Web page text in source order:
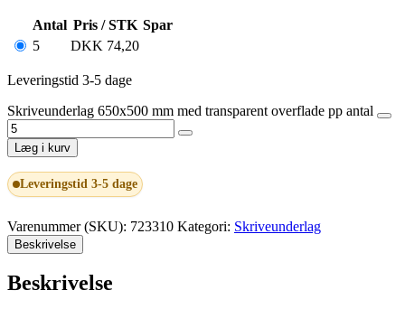
Antal Pris / STK Spar
5
DKK 74,20
Leveringstid 3-5 dage
Skriveunderlag 650x500 mm med transparent overflade pp antal
Læg i kurv
Leveringstid 3-5 dage
Varenummer (SKU): 723310 Kategori: Skriveunderlag
Beskrivelse
Beskrivelse